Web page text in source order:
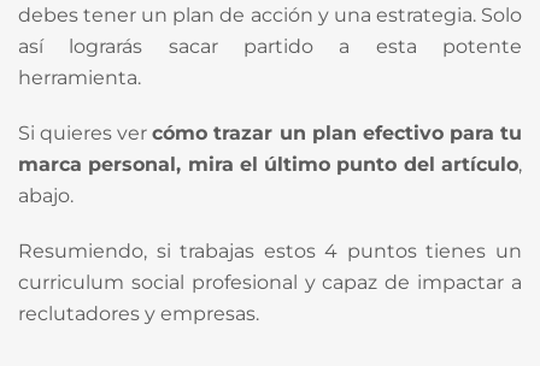
debes tener un plan de acción y una estrategia. Solo
así lograrás sacar partido a esta potente
herramienta.
Si quieres vercómo trazar un plan efectivo para tu
marca personal, mira el último punto del artículo,
abajo.
Resumiendo, si trabajas estos 4 puntos tienes un
curriculum social profesional y capaz de impactar a
reclutadores y empresas.